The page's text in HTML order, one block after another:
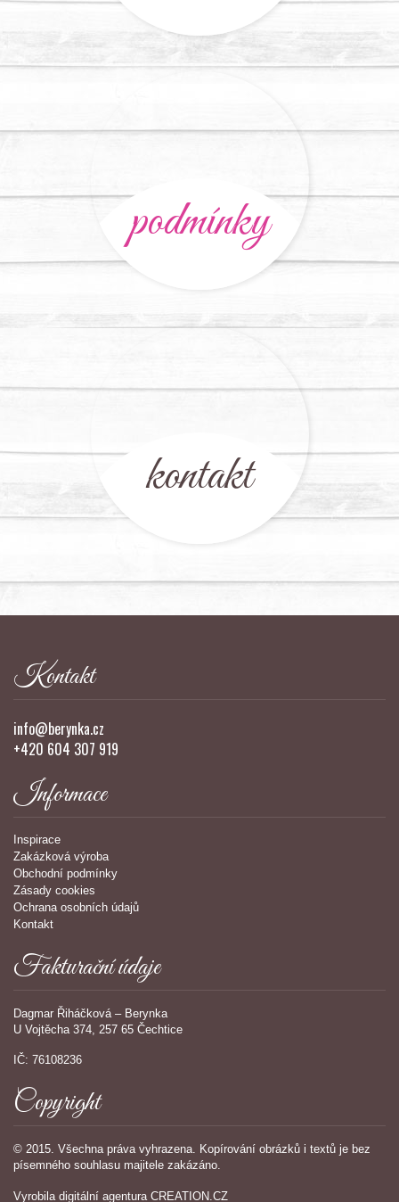
podmínky
kontakt
Kontakt
info@berynka.cz
+420 604 307 919
Informace
Inspirace
Zakázková výroba
Obchodní podmínky
Zásady cookies
Ochrana osobních údajů
Kontakt
Fakturační údaje
Dagmar Řiháčková – Berynka
U Vojtěcha 374, 257 65 Čechtice
IČ: 76108236
Copyright
© 2015. Všechna práva vyhrazena. Kopírování obrázků i textů je bez
písemného souhlasu majitele zakázáno.
Vyrobila digitální agentura CREATION.CZ